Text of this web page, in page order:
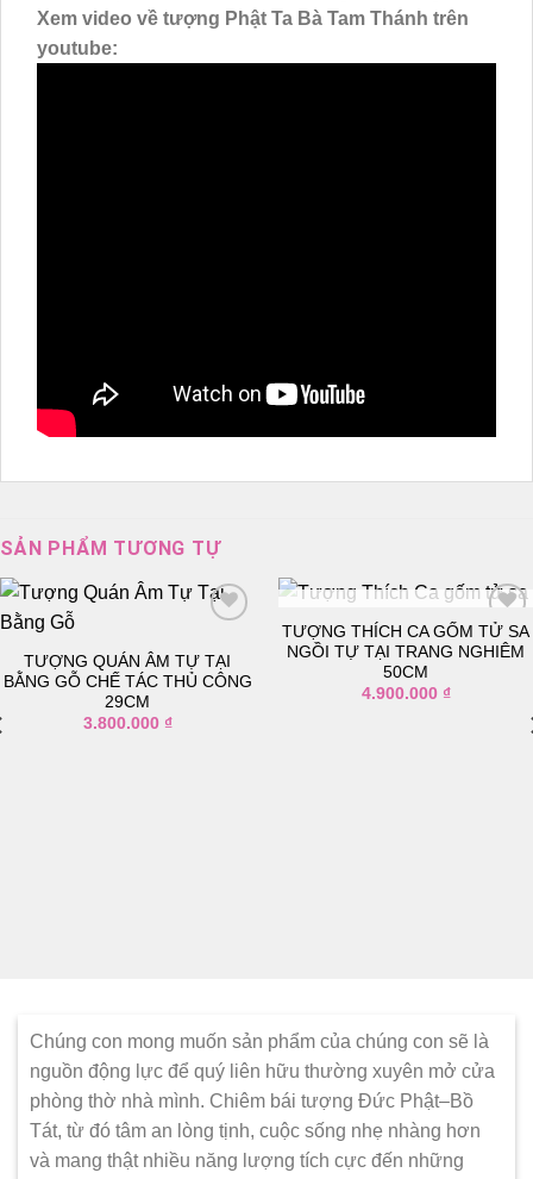
Xem video về tượng Phật Ta Bà Tam Thánh trên
youtube:
SẢN PHẨM TƯƠNG TỰ
Thêm
TƯỢNG QUÁN ÂM TỰ TẠI
BẰNG GỖ CHẾ TÁC THỦ CÔNG
29CM
3.800.000 ₫
TẠM HẾT HÀNG
TƯỢNG THÍCH CA GỐM TỬ SA
NGỒI TỰ TẠI TRANG NGHIÊM
50CM
4.900.000 ₫
Chúng con mong muốn sản phẩm của chúng con sẽ là
nguồn động lực để quý liên hữu thường xuyên mở cửa
phòng thờ nhà mình. Chiêm bái tượng Đức Phật–Bồ
Tát, từ đó tâm an lòng tịnh, cuộc sống nhẹ nhàng hơn
và mang thật nhiều năng lượng tích cực đến những